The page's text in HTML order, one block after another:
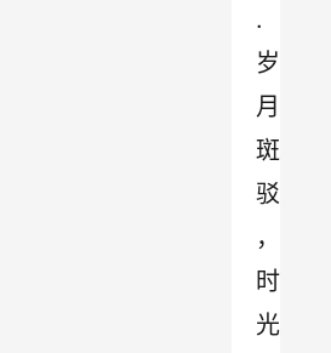
.
岁
月
斑
驳
，
时
光